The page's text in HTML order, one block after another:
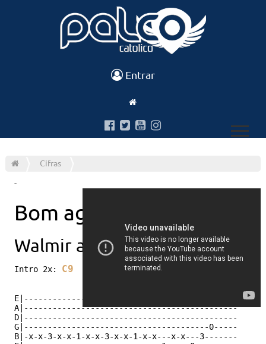
Entrar
Cifras
-
Bom agradavel
Walmir alencar
Intro 2x: C9 Dm7 F
E|-----------------------------------------------|
A|-----------------------------------------------|
D|-----------------------------------------------|
G|---------------------------------------0-------|
B|-x-x-3-x-x-1-x-x-3-x-x-1-x-x---x-x---3---------|